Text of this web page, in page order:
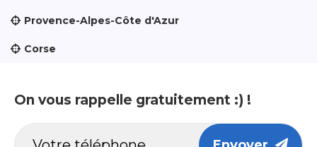
Provence-Alpes-Côte d'Azur
Corse
On vous rappelle gratuitement :) !